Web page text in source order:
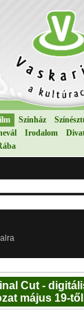
Színház
Irodalom
Cut -
május 19-